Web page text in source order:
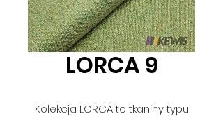
LORCA 9
Kolekcja LORCA to tkaniny typu